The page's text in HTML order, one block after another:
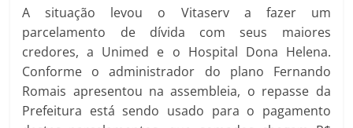
A situação levou o Vitaserv a fazer um
parcelamento de dívida com seus maiores
credores, a Unimed e o Hospital Dona Helena.
Conforme o administrador do plano Fernando
Romais apresentou na assembleia, o repasse da
Prefeitura está sendo usado para o pagamento